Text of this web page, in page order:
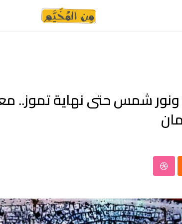
شمس حتى نهاية تموز..
StumbleUpon